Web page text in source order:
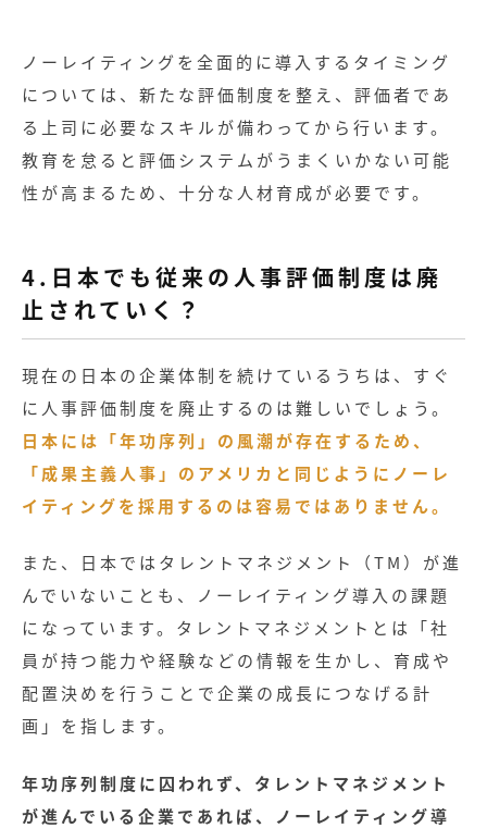
ノーレイティングを全面的に導入するタイミング
については、新たな評価制度を整え、評価者であ
る上司に必要なスキルが備わってから行います。
教育を怠ると評価システムがうまくいかない可能
性が高まるため、十分な人材育成が必要です。
4.日本でも従来の人事評価制度は廃
止されていく？
現在の日本の企業体制を続けているうちは、すぐ
に人事評価制度を廃止するのは難しいでしょう。
日本には「年功序列」の風潮が存在するため、
「成果主義人事」のアメリカと同じようにノーレ
イティングを採用するのは容易ではありません。
また、日本ではタレントマネジメント（TM）が進
んでいないことも、ノーレイティング導入の課題
になっています。タレントマネジメントとは「社
員が持つ能力や経験などの情報を生かし、育成や
配置決めを行うことで企業の成長につなげる計
画」を指します。
年功序列制度に囚われず、タレントマネジメント
が進んでいる企業であれば、ノーレイティング導